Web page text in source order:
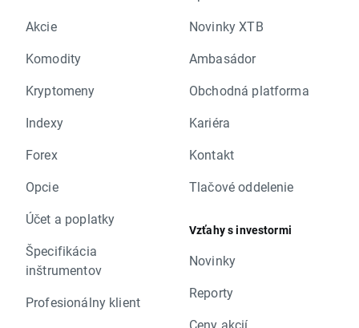
Akcie
Komodity
Kryptomeny
Indexy
Forex
Opcie
Účet a poplatky
Špecifikácia
inštrumentov
Profesionálny klient
Novinky XTB
Ambasádor
Obchodná platforma
Kariéra
Kontakt
Tlačové oddelenie
Vzťahy s investormi
Novinky
Reporty
Ceny akcií